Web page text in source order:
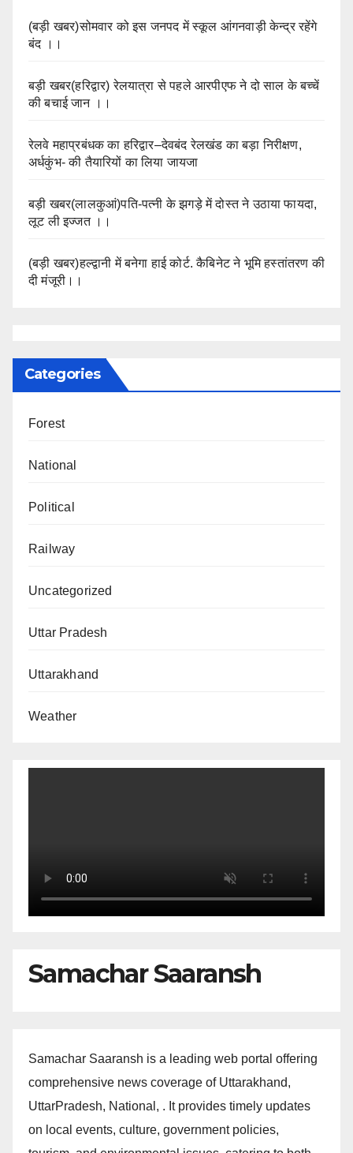
(बड़ी खबर)सोमवार को इस जनपद में स्कूल आंगनवाड़ी केन्द्र रहेंगे
बंद ।।
बड़ी खबर(हरिद्वार) रेलयात्रा से पहले आरपीएफ ने दो साल के बच्चें
की बचाई जान ।।
रेलवे महाप्रबंधक का हरिद्वार–देवबंद रेलखंड का बड़ा निरीक्षण,
अर्धकुंभ- की तैयारियों का लिया जायजा
बड़ी खबर(लालकुआं)पति-पत्नी के झगड़े में दोस्त ने उठाया फायदा,
लूट ली इज्जत ।।
(बड़ी खबर)हल्द्वानी में बनेगा हाई कोर्ट. कैबिनेट ने भूमि हस्तांतरण की
दी मंजूरी।।
Categories
Forest
National
Political
Railway
Uncategorized
Uttar Pradesh
Uttarakhand
Weather
Samachar Saaransh
Samachar Saaransh is a leading web portal offering
comprehensive news coverage of Uttarakhand,
UttarPradesh, National, . It provides timely updates
on local events, culture, government policies,